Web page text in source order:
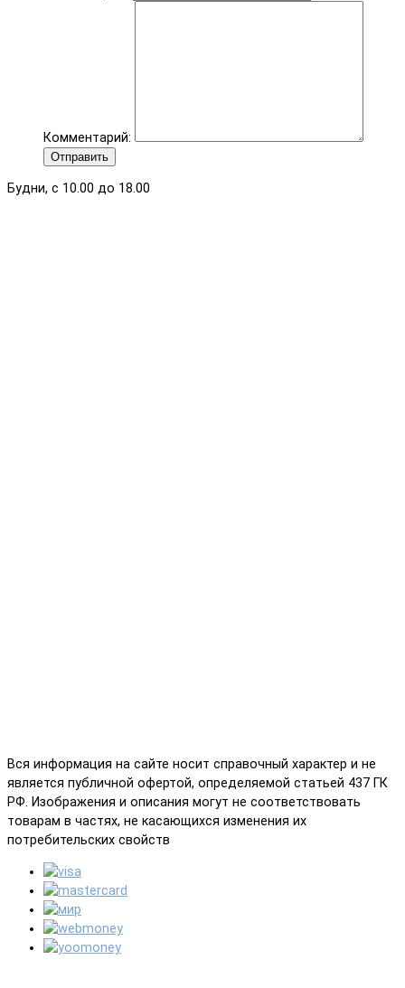
Комментарий:
Отправить
Будни, с 10.00 до 18.00
Вся информация на сайте носит справочный характер и не
является публичной офертой, определяемой статьей 437 ГК
РФ. Изображения и описания могут не соответствовать
товарам в частях, не касающихся изменения их
потребительских свойств